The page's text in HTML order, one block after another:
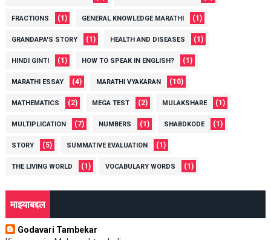
FRACTIONS (1) GENERAL KNOWLEDGE MARATHI (1)
GRANDAPA'S STORY (1) HEALTH AND DISEASES (1)
HINDI GINTI (1) HOW TO SPEAK IN ENGLISH? (1)
MARATHI ESSAY (4) MARATHI VYAKARAN (10)
MATHEMATICS (2) MEGA TEST (2) MULAKSHARE (1)
MULTIPLICATION (7) NUMBERS (1) SHABDKODE (1)
STORY (5) SUMMATIVE EVALUATION (1)
THE LIVING WORLD (1) VOCABULARY WORDS (1)
माझ्याबद्दल
Godavari Tambekar